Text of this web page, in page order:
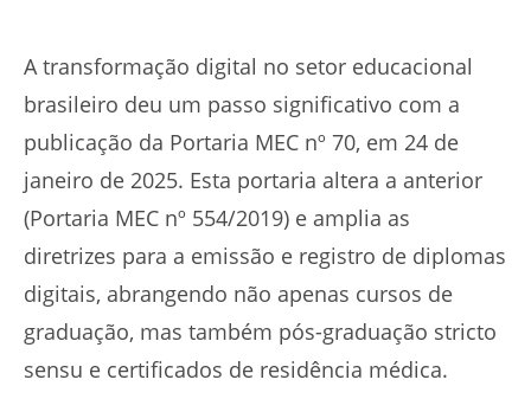
A transformação digital no setor educacional
brasileiro deu um passo significativo com a
publicação da Portaria MEC nº 70, em 24 de
janeiro de 2025. Esta portaria altera a anterior
(Portaria MEC nº 554/2019) e amplia as
diretrizes para a emissão e registro de diplomas
digitais, abrangendo não apenas cursos de
graduação, mas também pós-graduação stricto
sensu e certificados de residência médica.